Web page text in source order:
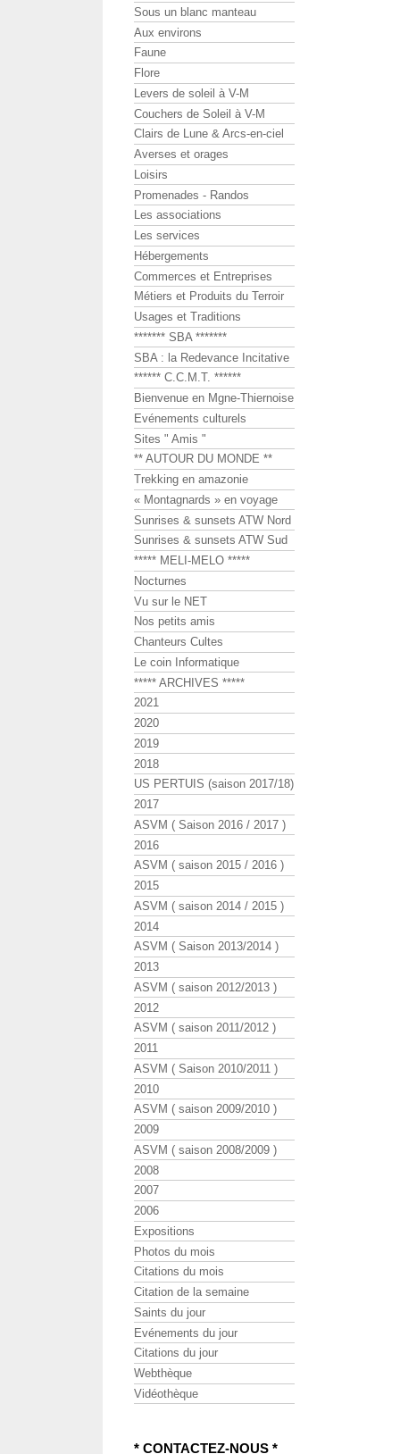
Sous un blanc manteau
Aux environs
Faune
Flore
Levers de soleil à V-M
Couchers de Soleil à V-M
Clairs de Lune & Arcs-en-ciel
Averses et orages
Loisirs
Promenades - Randos
Les associations
Les services
Hébergements
Commerces et Entreprises
Métiers et Produits du Terroir
Usages et Traditions
******* SBA *******
SBA : la Redevance Incitative
****** C.C.M.T. ******
Bienvenue en Mgne-Thiernoise
Evénements culturels
Sites " Amis "
** AUTOUR DU MONDE **
Trekking en amazonie
« Montagnards » en voyage
Sunrises & sunsets ATW Nord
Sunrises & sunsets ATW Sud
***** MELI-MELO *****
Nocturnes
Vu sur le NET
Nos petits amis
Chanteurs Cultes
Le coin Informatique
***** ARCHIVES *****
2021
2020
2019
2018
US PERTUIS (saison 2017/18)
2017
ASVM ( Saison 2016 / 2017 )
2016
ASVM ( saison 2015 / 2016 )
2015
ASVM ( saison 2014 / 2015 )
2014
ASVM ( Saison 2013/2014 )
2013
ASVM ( saison 2012/2013 )
2012
ASVM ( saison 2011/2012 )
2011
ASVM ( Saison 2010/2011 )
2010
ASVM ( saison 2009/2010 )
2009
ASVM ( saison 2008/2009 )
2008
2007
2006
Expositions
Photos du mois
Citations du mois
Citation de la semaine
Saints du jour
Evénements du jour
Citations du jour
Webthèque
Vidéothèque
* CONTACTEZ-NOUS *